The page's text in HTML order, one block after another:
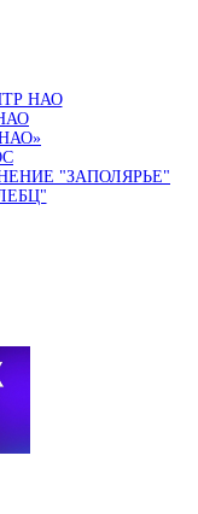
НАО
"ЗАПОЛЯРЬЕ"